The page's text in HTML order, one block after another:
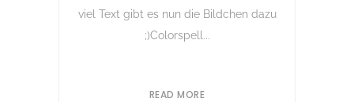
viel Text gibt es nun die Bildchen dazu
;)Colorspell...
READ MORE